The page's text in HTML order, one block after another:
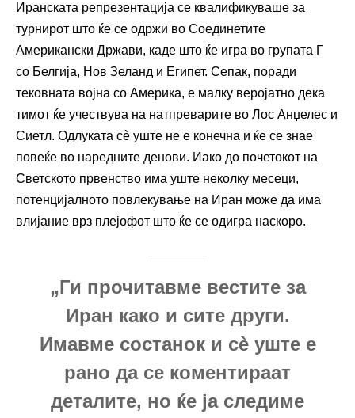
Иранската репрезентација се квалификуваше за
турнирот што ќе се одржи во Соединетите
Американски Држави, каде што ќе игра во групата Г
со Белгија, Нов Зеланд и Египет. Сепак, поради
тековната војна со Америка, е малку веројатно дека
тимот ќе учествува на натпреварите во Лос Анџелес и
Сиетл. Одлуката сè уште не е конечна и ќе се знае
повеќе во наредните денови. Иако до почетокот на
Светското првенство има уште неколку месеци,
потенцијалното повлекување на Иран може да има
влијание врз плејофот што ќе се одигра наскоро.
„Ги прочитавме вестите за
Иран како и сите други.
Имавме состанок и сè уште е
рано да се коментираат
деталите, но ќе ја следиме